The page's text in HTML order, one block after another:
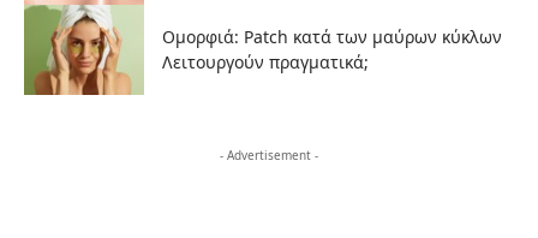
Ομορφιά: Patch κατά των μαύρων κύκλων
Λειτουργούν πραγματικά;
- Advertisement -